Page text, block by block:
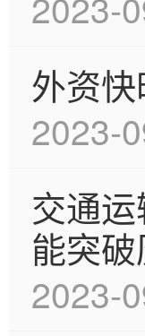
外资
2023-
交通
能突
2023-